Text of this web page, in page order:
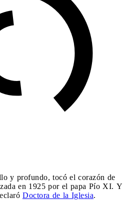
y profundo, tocó el corazón de
en 1925 por el papa Pío XI. Y
Doctora de la Iglesia.